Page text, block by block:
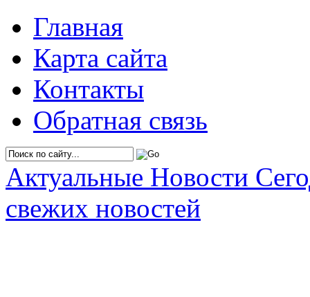
Главная
Карта сайта
Контакты
Обратная связь
Актуальные Новости
свежих новостей